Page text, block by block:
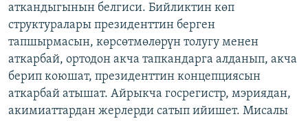
аткандыгынын белгиси. Бийликтин көп
структуралары президенттин берген
тапшырмасын, көрсөтмөлөрүн толугу менен
аткарбай, ортодон акча тапкандарга алданып, акча
берип коюшат, президенттин концепциясын
аткарбай атышат. Айрыкча госрегистр, мэриядан,
акимиаттардан жерлерди сатып ийишет. Мисалы